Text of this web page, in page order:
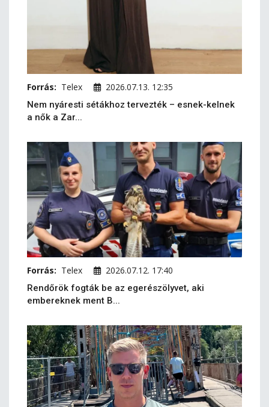
Forrás: Telex 2026.07.13. 12:35
Nem nyáresti sétákhoz tervezték – esnek-kelnek
a nők a Zar...
Forrás: Telex 2026.07.12. 17:40
Rendőrök fogták be az egerészölyvet, aki
embereknek ment B...